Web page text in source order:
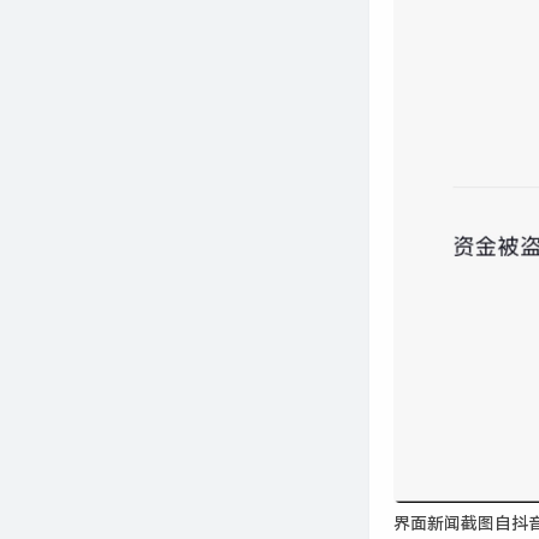
界面新闻截图自抖